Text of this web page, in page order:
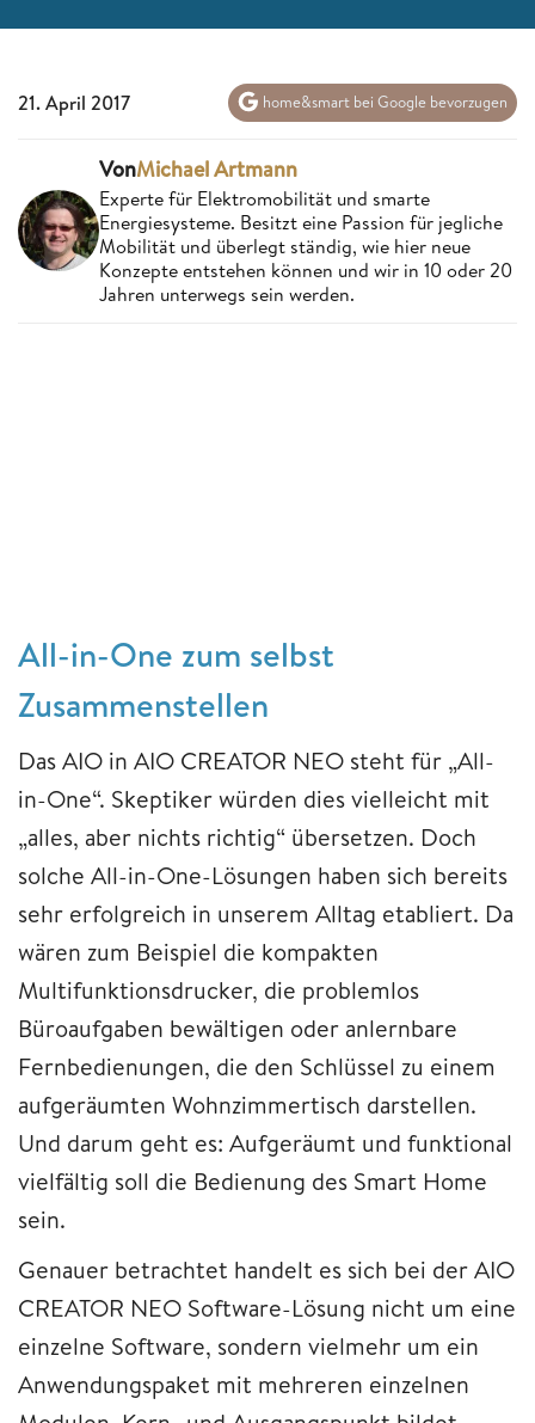
21. April 2017 home&smart bei Google bevorzugen
VonMichael Artmann
Experte für Elektromobilität und smarte
Energiesysteme. Besitzt eine Passion für jegliche
Mobilität und überlegt ständig, wie hier neue
Konzepte entstehen können und wir in 10 oder 20
Jahren unterwegs sein werden.
All-in-One zum selbst
Zusammenstellen
Das AIO in AIO CREATOR NEO steht für „All-
in-One“. Skeptiker würden dies vielleicht mit
„alles, aber nichts richtig“ übersetzen. Doch
solche All-in-One-Lösungen haben sich bereits
sehr erfolgreich in unserem Alltag etabliert. Da
wären zum Beispiel die kompakten
Multifunktionsdrucker, die problemlos
Büroaufgaben bewältigen oder anlernbare
Fernbedienungen, die den Schlüssel zu einem
aufgeräumten Wohnzimmertisch darstellen.
Und darum geht es: Aufgeräumt und funktional
vielfältig soll die Bedienung des Smart Home
sein.
Genauer betrachtet handelt es sich bei der AIO
CREATOR NEO Software-Lösung nicht um eine
einzelne Software, sondern vielmehr um ein
Anwendungspaket mit mehreren einzelnen